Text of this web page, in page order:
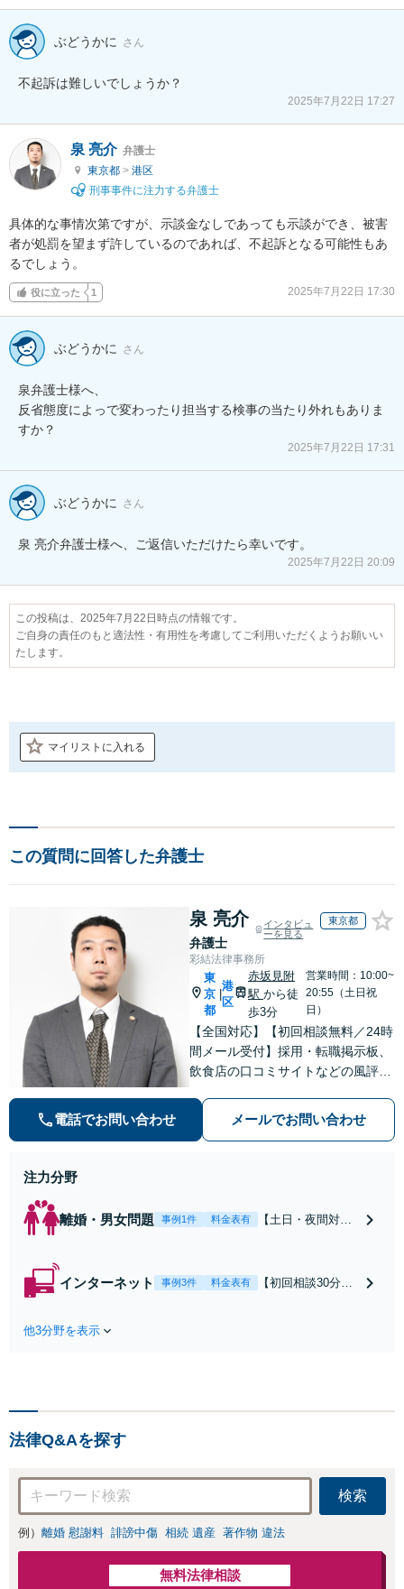
ぶどうかに さん
不起訴は難しいでしょうか？
2025年7月22日 17:27
泉 亮介 弁護士
東京都 > 港区
刑事事件に注力する弁護士
具体的な事情次第ですが、示談金なしであっても示談ができ、被害
者が処罰を望まず許しているのであれば、不起訴となる可能性もあ
るでしょう。
役に立った 1 2025年7月22日 17:30
ぶどうかに さん
泉弁護士様へ、
反省態度によっで変わったり担当する検事の当たり外れもありま
すか？
2025年7月22日 17:31
ぶどうかに さん
泉 亮介弁護士様へ、ご返信いただけたら幸いです。
2025年7月22日 20:09
この投稿は、2025年7月22日時点の情報です。
ご自身の責任のもと適法性・有用性を考慮してご利用いただくようお願いい
たします。
マイリストに入れる
この質問に回答した弁護士
泉 亮介
弁護士
インタビュ
ーを見る
東京都
彩結法律事務所
東
京
都
港
区
赤坂見附
駅 から徒
歩3分
営業時間：10:00~
20:55（土日祝
日）
【全国対応】【初回相談無料／24時
間メール受付】採用・転職掲示板、
飲食店の口コミサイトなどの風評被
の種類を問わず相談可。可能な限り
早期対応で駆けつけサポート【労
電話でお問い合わせ メールでお問い合わせ
注力分野
離婚・男女問題 事例1件 料金表有
【土日・夜間対応
れたら、サインす
インターネット 事例3件 料金表有
【初回相談30分無
お店の風評被害対
応可：開示請求の
意見照会が来たと
きの対処法、被害
者との示談交渉
他3分野を表示
法律Q&Aを探す
検索
例） 離婚 慰謝料 誹謗中傷 相続 遺産 著作物 違法
無料法律相談